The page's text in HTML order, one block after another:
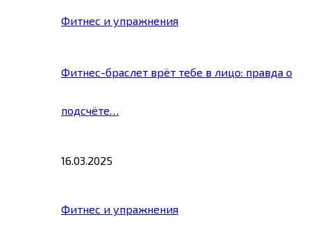
Фитнес и упражнения
Фитнес-браслет врёт тебе в лицо: правда о
подсчёте…
16.03.2025
Фитнес и упражнения